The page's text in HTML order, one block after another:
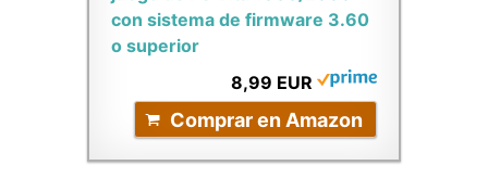
con sistema de firmware 3.60
o superior
8,99 EUR
Comprar en Amazon